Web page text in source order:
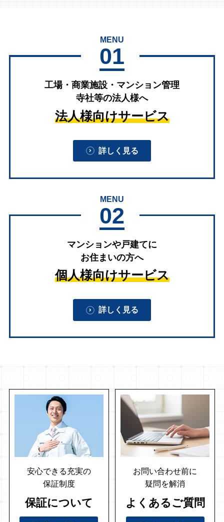
MENU
01
工場・商業施設・マンション管理
寺社等の法人様へ
法人様向けサービス
詳しく見る
MENU
02
マンションや戸建てに
お住まいの方へ
個人様向けサービス
詳しく見る
安心できる充実の
保証制度
保証について
お問い合わせ前に
疑問を解消
よくあるご質問